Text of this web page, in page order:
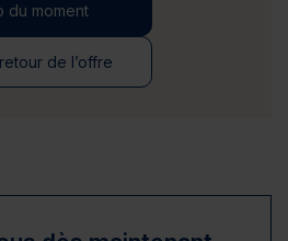
du moment
de l’offre